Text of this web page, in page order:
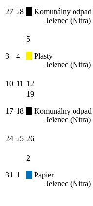
27 28
Komunálny odpad
Jelenec (Nitra)
3 4
5
Plasty
Jelenec (Nitra)
10 11 12
17 18
19
Komunálny odpad
Jelenec (Nitra)
24 25 26
31 1
2
Papier
Jelenec (Nitra)